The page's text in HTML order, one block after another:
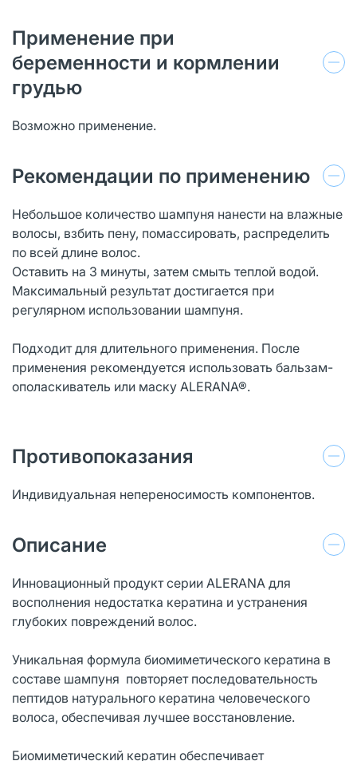
Применение при
беременности и кормлении
грудью
Возможно применение.
Рекомендации по применению
Небольшое количество шампуня нанести на влажные
волосы, взбить пену, помассировать, распределить
по всей длине волос.
Оставить на 3 минуты, затем смыть теплой водой.
Максимальный результат достигается при
регулярном использовании шампуня.
Подходит для длительного применения. После
применения рекомендуется использовать бальзам-
ополаскиватель или маску ALERANA®.
Противопоказания
Индивидуальная непереносимость компонентов.
Описание
Инновационный продукт серии ALERANA для
восполнения недостатка кератина и устранения
глубоких повреждений волос.
Уникальная формула биомиметического кератина в
составе шампуня повторяет последовательность
пептидов натурального кератина человеческого
волоса, обеспечивая лучшее восстановление.
Биомиметический кератин обеспечивает